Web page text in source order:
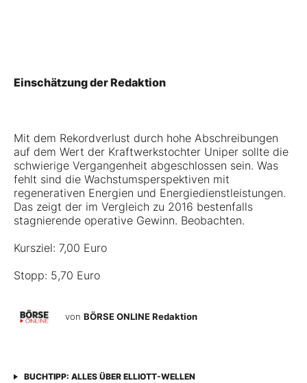
Einschätzung der Redaktion
Mit dem Rekordverlust durch hohe Abschreibungen
auf dem Wert der Kraftwerkstochter Uniper sollte die
schwierige Vergangenheit abgeschlossen sein. Was
fehlt sind die Wachstumsperspektiven mit
regenerativen Energien und Energiedienstleistungen.
Das zeigt der im Vergleich zu 2016 bestenfalls
stagnierende operative Gewinn. Beobachten.
Kursziel: 7,00 Euro
Stopp: 5,70 Euro
von BÖRSE ONLINE Redaktion
BUCHTIPP: ALLES ÜBER ELLIOTT-WELLEN